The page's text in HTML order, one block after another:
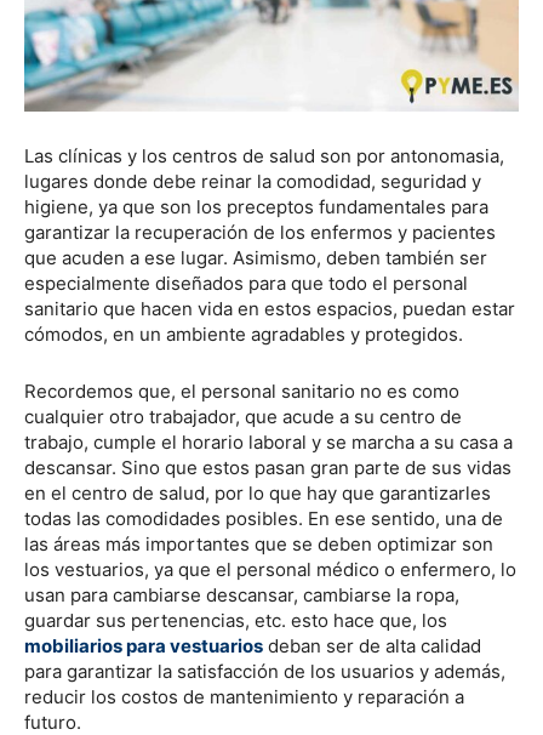
Las clínicas y los centros de salud son por antonomasia,
lugares donde debe reinar la comodidad, seguridad y
higiene, ya que son los preceptos fundamentales para
garantizar la recuperación de los enfermos y pacientes
que acuden a ese lugar. Asimismo, deben también ser
especialmente diseñados para que todo el personal
sanitario que hacen vida en estos espacios, puedan estar
cómodos, en un ambiente agradables y protegidos.
Recordemos que, el personal sanitario no es como
cualquier otro trabajador, que acude a su centro de
trabajo, cumple el horario laboral y se marcha a su casa a
descansar. Sino que estos pasan gran parte de sus vidas
en el centro de salud, por lo que hay que garantizarles
todas las comodidades posibles. En ese sentido, una de
las áreas más importantes que se deben optimizar son
los vestuarios, ya que el personal médico o enfermero, lo
usan para cambiarse descansar, cambiarse la ropa,
guardar sus pertenencias, etc. esto hace que, los
mobiliarios para vestuarios deban ser de alta calidad
para garantizar la satisfacción de los usuarios y además,
reducir los costos de mantenimiento y reparación a
futuro.